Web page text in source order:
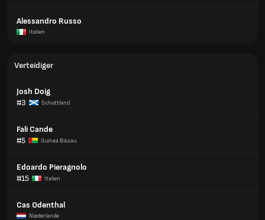
Alessandro Russo
Italien
Verteidiger
Josh Doig
#3
Schottland
Fali Cande
#5
Guinea Bissau
Edoardo Pieragnolo
#15
Italien
Cas Odenthal
Niederlande